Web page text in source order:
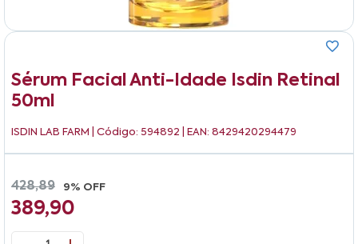
Sérum Facial Anti-Idade Isdin Retinal
50ml
ISDIN LAB FARM | Código: 594892 | EAN: 8429420294479
428,89 9% OFF
389,90